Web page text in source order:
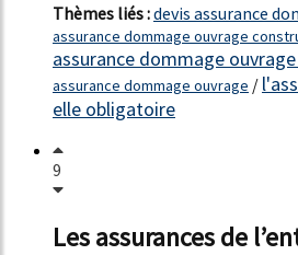
Thèmes liés :devis assurance
assurance dommage ouvrage
assurance dommage
assurance dommage ouvrage /
elle obligatoire
9
Les assurances de